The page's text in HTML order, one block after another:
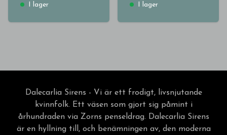
I lager I lager
Dalecarlia Sirens - Vi är ett frodigt, livsnjutande
kvinnfolk. Ett väsen som gjort sig påmint i
århundraden via Zorns penseldrag. Dalecarlia Sirens
är en hyllning till, och benämningen av, den moderna